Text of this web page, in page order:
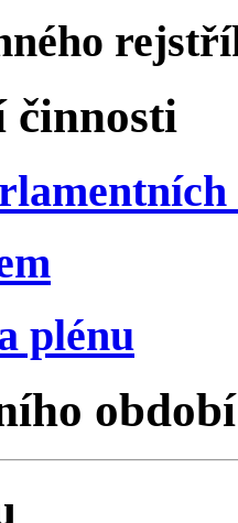
činnosti
plénu
období